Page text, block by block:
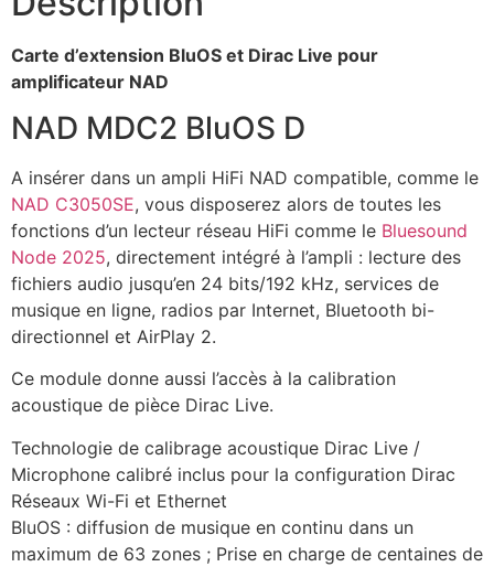
Carte d’extension BluOS et Dirac Live pour
amplificateur NAD
NAD MDC2 BluOS D
A insérer dans un ampli HiFi NAD compatible, comme le
NAD C3050SE, vous disposerez alors de toutes les
fonctions d’un lecteur réseau HiFi comme le Bluesound
Node 2025, directement intégré à l’ampli : lecture des
fichiers audio jusqu’en 24 bits/192 kHz, services de
musique en ligne, radios par Internet, Bluetooth bi-
directionnel et AirPlay 2.
Ce module donne aussi l’accès à la calibration
acoustique de pièce Dirac Live.
Technologie de calibrage acoustique Dirac Live /
Microphone calibré inclus pour la configuration Dirac
Réseaux Wi-Fi et Ethernet
BluOS : diffusion de musique en continu dans un
maximum de 63 zones ; Prise en charge de centaines de